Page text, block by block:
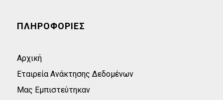
ΠΛΗΡΟΦΟΡΙΕΣ
Αρχική
Εταιρεία Ανάκτησης Δεδομένων
Μας Εμπιστεύτηκαν